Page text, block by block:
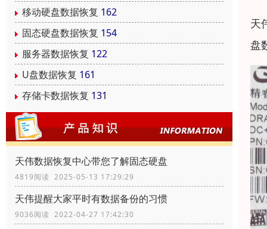
移动硬盘数据恢复 162
固态硬盘数据恢复 154
服务器数据恢复 122
U盘数据恢复 161
存储卡数据恢复 131
天伟数据恢复中心带您了解固态硬盘
4819阅读 2025-05-13 17:29:29
天伟提醒大家平时有数据备份的习惯
9036阅读 2022-04-27 17:42:30
天
盘